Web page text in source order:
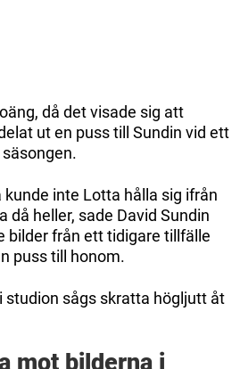
då det visade sig att
ut en puss till Sundin vid ett
kunde inte Lotta hålla sig ifrån
då heller, sade David Sundin
bilder från ett tidigare tillfälle
puss till honom.
studion sågs skratta högljutt åt
mot bilderna i